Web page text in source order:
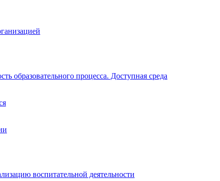
образовательного процесса. Доступная среда
воспитательной деятельности